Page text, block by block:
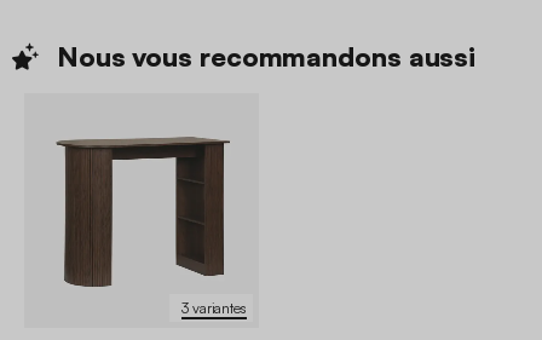
Nous vous recommandons aussi
3 variantes